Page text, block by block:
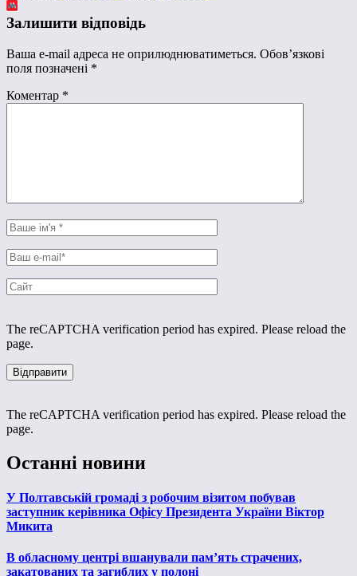
Залишити відповідь
Ваша e-mail адреса не оприлюднюватиметься. Обов’язкові
поля позначені *
Коментар *
The reCAPTCHA verification period has expired. Please reload the
page.
The reCAPTCHA verification period has expired. Please reload the
page.
Останні новини
У Полтавській громаді з робочим візитом побував
заступник керівника Офісу Президента України Віктор
Микита
В обласному центрі вшанували пам’ять страчених,
закатованих та загиблих у полоні